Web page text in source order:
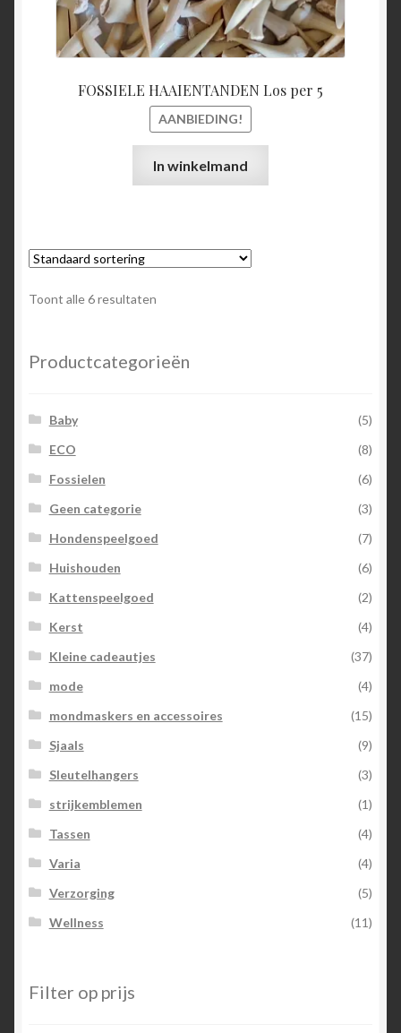
FOSSIELE HAAIENTANDEN Los per 5
AANBIEDING!
In winkelmand
Toont alle 6 resultaten
Productcategorieën
Baby
(5)
ECO
(8)
Fossielen
(6)
Geen categorie
(3)
Hondenspeelgoed
(7)
Huishouden
(6)
Kattenspeelgoed
(2)
Kerst
(4)
Kleine cadeautjes
(37)
mode
(4)
mondmaskers en accessoires
(15)
Sjaals
(9)
Sleutelhangers
(3)
strijkemblemen
(1)
Tassen
(4)
Varia
(4)
Verzorging
(5)
Wellness
(11)
Filter op prijs